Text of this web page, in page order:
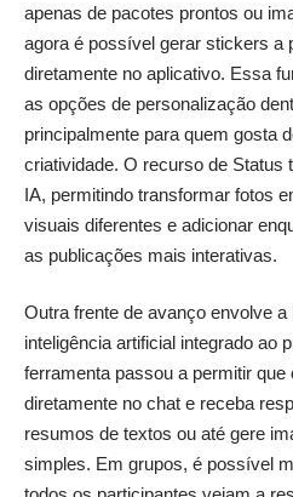
apenas de pacotes prontos ou
agora é possível gerar stickers a
diretamente no aplicativo. Essa
as opções de personalização
principalmente para quem gosta
criatividade. O recurso de Status
IA, permitindo transformar fotos
visuais diferentes e adicionar
as publicações mais interativas.
Outra frente de avanço envolve
inteligência artificial integrado ao
ferramenta passou a permitir que
diretamente no chat e receba
resumos de textos ou até gere
simples. Em grupos, é possível